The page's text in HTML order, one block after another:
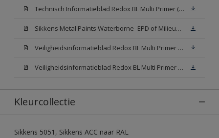
Technisch Informatieblad Redox BL Multi Primer (PDF)
Sikkens Metal Paints Waterborne- EPD of Milieuproductverklaring
Veiligheidsinformatieblad Redox BL Multi Primer W05 (MSDS)
Veiligheidsinformatieblad Redox BL Multi Primer N00 (MSDS)
Kleurcollectie
Sikkens 5051, Sikkens ACC naar RAL